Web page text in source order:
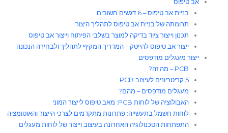
אב טיפוס
בניית אב טיפוס – 6 דגשים חשובים
תרומתה של בניית אב טיפוס לתהליך היצור​
תכנון וייצור ציוד בדיקה למוצר בשלבי הפיתוח וייצור אב טיפוס
ייצור אב טיפוס להייטק – המדריך המקיף לתהליך ולבחירה הנכונה
ייצור מעגלים מודפסים
PCB – מה זה?
5 קריטריונים לעיצוב PCB
מעגלים מודפסים – מהם?
האבולוציה של לוחות PCB: מאב טיפוס לייצור המוני
לוחות חשמל בתעשייה: פתרונות מתקדמים לצרכי הייצור והאוטומציה
התפתחות הטכנולוגיה האחרונה בעיצוב וייצור של לוחות מעגלים